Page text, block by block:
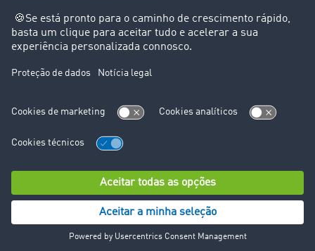
Avisos legais
Ficha técnica
Condições Gerais
© TIMOCOM GmbH 2026. Todos os direitos reservados